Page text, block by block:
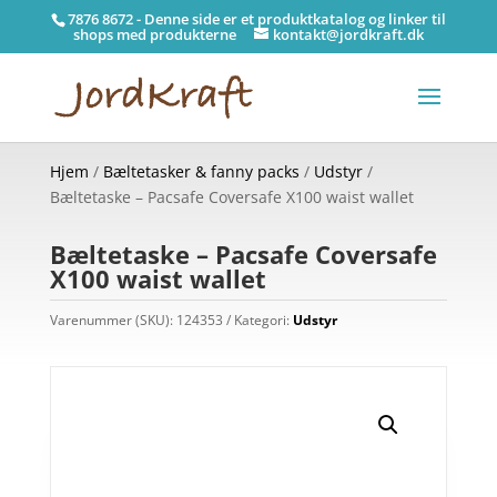
7876 8672 - Denne side er et produktkatalog og linker til
shops med produkterne kontakt@jordkraft.dk
Hjem / Bæltetasker & fanny packs / Udstyr/
Bæltetaske – Pacsafe Coversafe X100 waist wallet
Bæltetaske – Pacsafe Coversafe
X100 waist wallet
Varenummer (SKU): 124353 Kategori: Udstyr